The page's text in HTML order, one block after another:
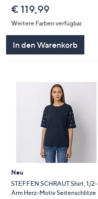
€ 119,99
Weitere Farben verfügbar
In den Warenkorb
Neu
STEFFEN SCHRAUT Shirt, 1/2-
Arm Herz-Motiv Seitenschlitze